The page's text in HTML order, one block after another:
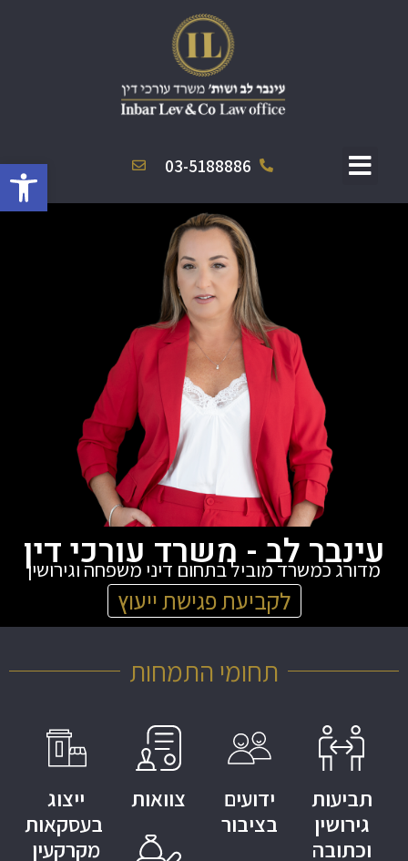
פתח 03-5188886
עינבר לב - משרד עורכי דין
מדורג כמשרד מוביל בתחום דיני משפחה וגירושין
לקביעת פגישת ייעוץ
תחומי התמחות
תביעות
גירושין
וכתובה
ידועים
בציבור
צוואות
ייצוג
בעסקאות
מקרקעין